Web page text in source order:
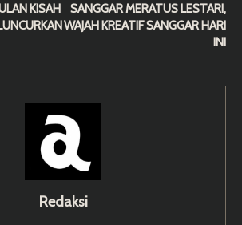
KISAH
SANGGAR MERATUS LESTARI,
WAJAH KREATIF SANGGAR HARI
INI
Redaksi